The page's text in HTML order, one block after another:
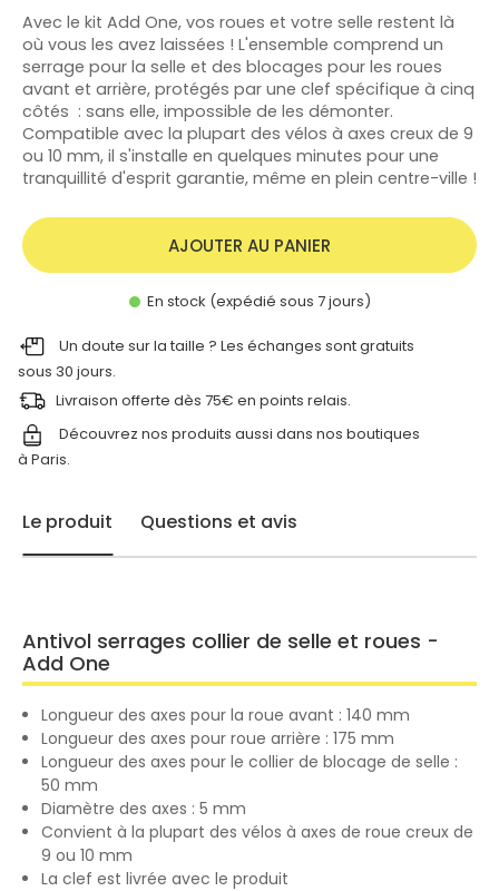
Avec le kit Add One, vos roues et votre selle restent là
où vous les avez laissées ! L'ensemble comprend un
serrage pour la selle et des blocages pour les roues
avant et arrière, protégés par une clef spécifique à cinq
côtés : sans elle, impossible de les démonter.
Compatible avec la plupart des vélos à axes creux de 9
ou 10 mm, il s'installe en quelques minutes pour une
tranquillité d'esprit garantie, même en plein centre-ville !
AJOUTER AU PANIER
En stock (expédié sous 7 jours)
Un doute sur la taille ? Les échanges sont gratuits
sous 30 jours.
Livraison offerte dès 75€ en points relais.
Découvrez nos produits aussi dans nos boutiques
à Paris.
Le produit Questions et avis
Antivol serrages collier de selle et roues -
Add One
Longueur des axes pour la roue avant : 140 mm
Longueur des axes pour roue arrière : 175 mm
Longueur des axes pour le collier de blocage de selle :
50 mm
Diamètre des axes : 5 mm
Convient à la plupart des vélos à axes de roue creux de
9 ou 10 mm
La clef est livrée avec le produit